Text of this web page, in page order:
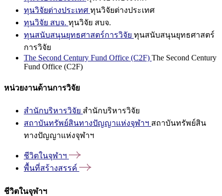
ทุนวิจัยต่างประเทศ ทุนวิจัยต่างประเทศ
ทุนวิจัย สบจ. ทุนวิจัย สบจ.
ทุนสนับสนุนยุทธศาสตร์การวิจัย ทุนสนับสนุนยุทธศาสตร์
การวิจัย
The Second Century Fund Office (C2F) The Second Century
Fund Office (C2F)
หน่วยงานด้านการวิจัย
สำนักบริหารวิจัย สำนักบริหารวิจัย
สถาบันทรัพย์สินทางปัญญาแห่งจุฬาฯ สถาบันทรัพย์สิน
ทางปัญญาแห่งจุฬาฯ
ชีวิตในจุฬาฯ
พื้นที่สร้างสรรค์
ชีวิตในจุฬาฯ